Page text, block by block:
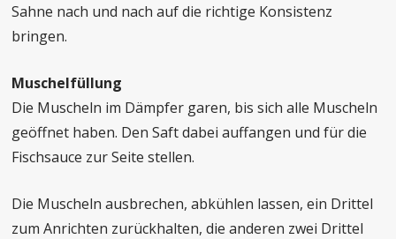
Sahne nach und nach auf die richtige Konsistenz
bringen.
Muschelfüllung
Die Muscheln im Dämpfer garen, bis sich alle Muscheln
geöffnet haben. Den Saftdabei auffangen und für die
Fischsauce zur Seite stellen.
Die Muscheln ausbrechen, abkühlen lassen, ein Drittel
zum Anrichten zurückhalten, die anderen zwei Drittel